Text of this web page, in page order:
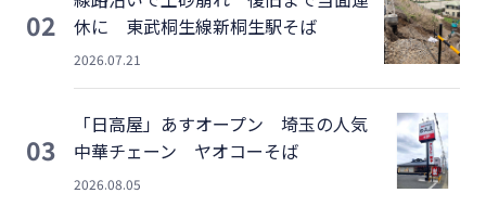
02
休に 東武桐生線新桐生駅そば
2026.07.21
03
「日高屋」あすオープン 埼玉の人気
中華チェーン ヤオコーそば
2026.08.05